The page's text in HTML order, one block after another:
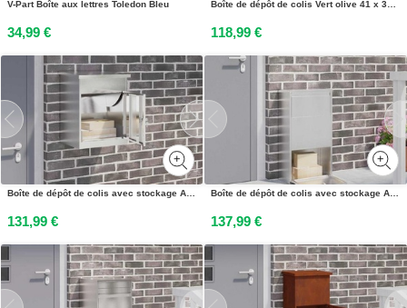
V-Part Boîte aux lettres Toledon Bleu
34,99 €
Boîte de dépôt de colis Vert olive 41 x 38 x 103 cm Acier
118,99 €
Boîte de dépôt de colis avec stockage Argenté 47,5 x 38 x 59 cm
131,99 €
Boîte de dépôt de colis avec stockage Argenté 44 x 22 x 82 cm
137,99 €